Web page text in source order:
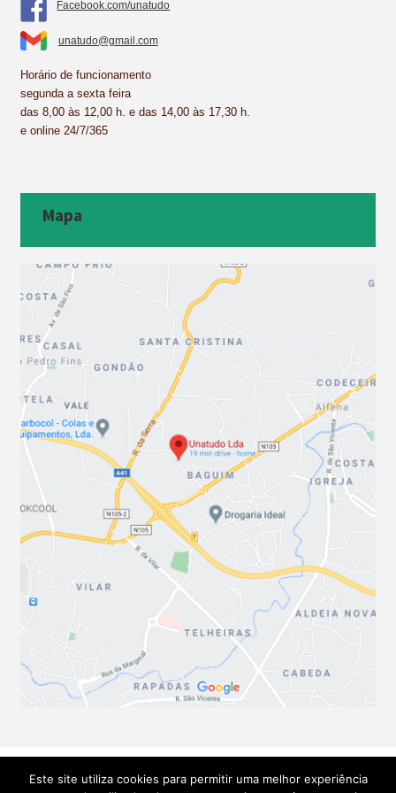
Facebook.com/unatudo
unatudo@gmail.com
Horário de funcionamento
segunda a sexta feira
das 8,00 às 12,00 h. e das 14,00 às 17,30 h.
e online 24/7/365
Mapa
Este site utiliza cookies para permitir uma melhor experiência